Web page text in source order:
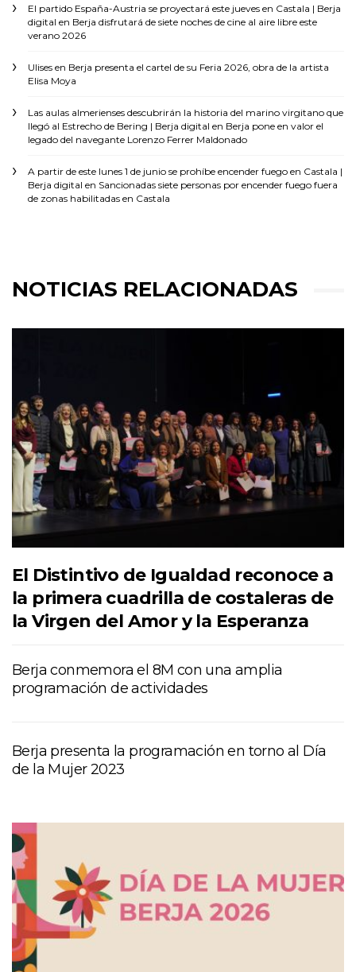
El partido España-Austria se proyectará este jueves en Castala | Berja
digital en Berja disfrutará de siete noches de cine al aire libre este
verano 2026
Ulises en Berja presenta el cartel de su Feria 2026, obra de la artista
Elisa Moya
Las aulas almerienses descubrirán la historia del marino virgitano que
llegó al Estrecho de Bering | Berja digital en Berja pone en valor el
legado del navegante Lorenzo Ferrer Maldonado
A partir de este lunes 1 de junio se prohíbe encender fuego en Castala |
Berja digital en Sancionadas siete personas por encender fuego fuera
de zonas habilitadas en Castala
NOTICIAS RELACIONADAS
El Distintivo de Igualdad reconoce a
la primera cuadrilla de costaleras de
la Virgen del Amor y la Esperanza
Berja conmemora el 8M con una amplia
programación de actividades
Berja presenta la programación en torno al Día
de la Mujer 2023